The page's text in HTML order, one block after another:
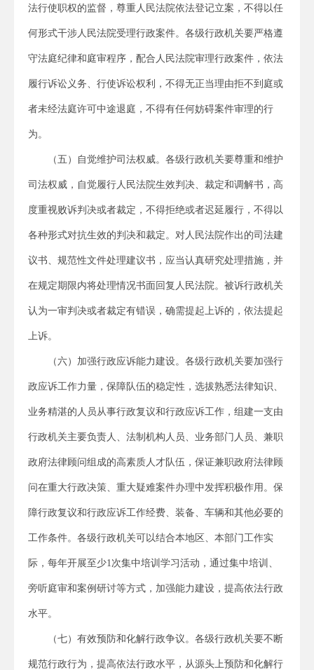
法行使职权的监督，尊重人民法院依法登记立案，不得以任
何形式干涉人民法院受理行政案件。各级行政机关要严格遵
守法庭纪律和庭审程序，配合人民法院审理行政案件，依法
履行诉讼义务、行使诉讼权利，不得无正当理由拒不到庭或
者未经法庭许可中途退庭，不得有任何妨碍案件审理的行
为。
（五）自觉维护司法权威。各级行政机关要尊重和维护
司法权威，自觉履行人民法院生效判决、裁定和调解书，高
度重视败诉判决或者裁定，不得拒绝或者迟延履行，不得以
各种形式对抗生效的判决和裁定。对人民法院作出的司法建
议书、规范性文件处理建议书，应当认真研究处理措施，并
在规定期限内将处理情况书面回复人民法院。被诉行政机关
认为一审判决或者裁定有错误，确需提起上诉的，依法提起
上诉。
（六）加强行政应诉能力建设。各级行政机关要加强行
政应诉工作力量，保障队伍的稳定性，选拔熟悉法律知识、
业务精湛的人员从事行政复议和行政应诉工作，组建一支由
行政机关主要负责人、法制机构人员、业务部门人员、兼职
政府法律顾问组成的高素质人才队伍，保证兼职政府法律顾
问在重大行政决策、重大疑难案件办理中发挥积极作用。保
障行政复议和行政应诉工作经费、装备、车辆和其他必要的
工作条件。各级行政机关可以结合本地区、本部门工作实
际，每年开展至少1次集中培训学习活动，通过集中培训、
旁听庭审和案例研讨等方式，加强能力建设，提高依法行政
水平。
（七）有效预防和化解行政争议。各级行政机关要不断
规范行政行为，提高依法行政水平，从源头上预防和化解行